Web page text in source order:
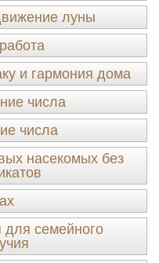
луны
и гармония дома
числа
числа
насекомых без
для семейного